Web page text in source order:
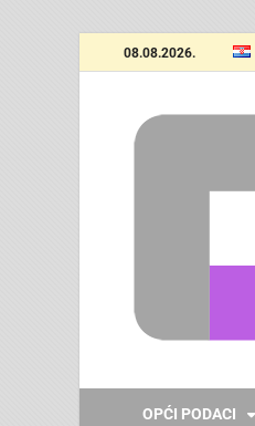
08.08.2026.
OPĆI PODACI